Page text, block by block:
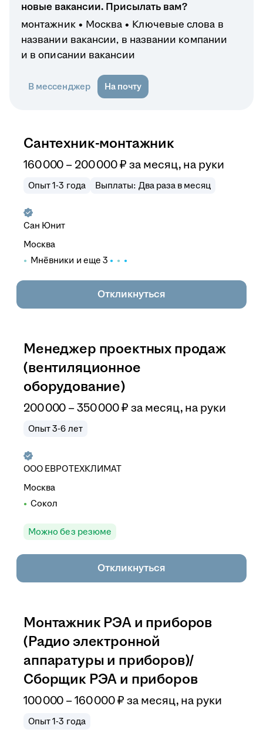
новые вакансии. Присылать вам?
монтажник
Москва
Ключевые слова в
названии вакансии, в названии компании
и в описании вакансии
В мессенджер На почту
Сантехник-монтажник
160 000 – 200 000₽ за месяц, на руки
Опыт 1-3 года Выплаты: Два раза в месяц
Сан Юнит
Москва
Мнёвники и еще 3
Откликнуться
Менеджер проектных продаж
(вентиляционное
оборудование)
200 000 –350 000₽ за месяц, на руки
Опыт 3-6 лет
ООО ЕВРОТЕХКЛИМАТ
Москва
Сокол
Можно без резюме
Откликнуться
Монтажник РЭА и приборов
(Радио электронной
аппаратуры и приборов)/
Сборщик РЭА и приборов
100 000 –160 000₽ за месяц, на руки
Опыт 1-3 года